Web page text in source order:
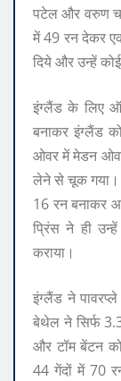
पटेल और वरुण
में 49 रन देकर
दिये और उन्हें
इंग्लैंड के लिए
बनाकर इंग्लैंड
ओवर में मेडन
लेने से चूक गया।
16 रन बनाकर
प्रिंस ने ही
कराया।
इंग्लैंड ने
बेथेल ने सिर्फ
और टॉम बेंटन
44 गेंदों में 70